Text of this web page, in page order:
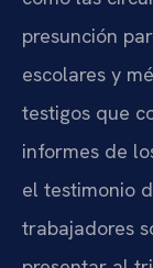
presunción
escolares y
testigos que
informes de
el testimonio
trabajadores